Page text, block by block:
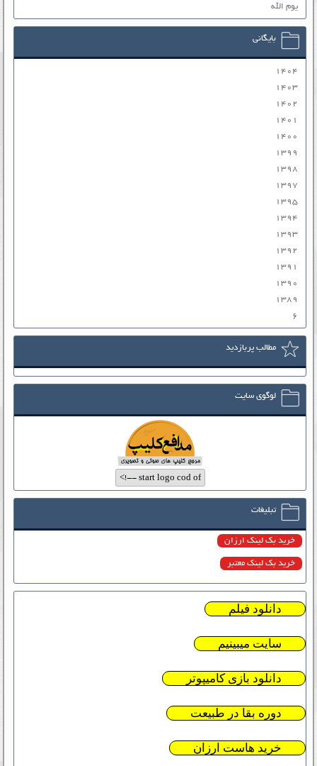
یوم الله
بایگانی
۱۴۰۴
۱۴۰۳
۱۴۰۲
۱۴۰۱
۱۴۰۰
۱۳۹۹
۱۳۹۸
۱۳۹۷
۱۳۹۵
۱۳۹۴
۱۳۹۳
۱۳۹۲
۱۳۹۱
۱۳۹۰
۱۳۸۹
۶
مطالب پربازدید
لوگوی سایت
تبلیغات
خرید بک لینک ارزان
خرید بک لینک معتبر
دانلود فیلم
سایت میبینیم
دانلود بازی کامیپوتر
دوره بقا در طبیعت
خرید هاست ارزان